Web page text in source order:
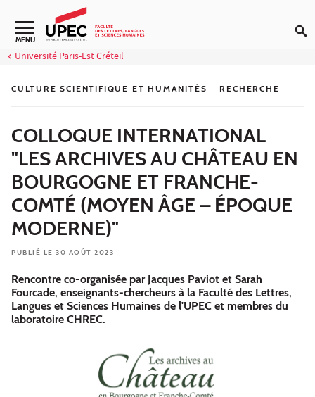
Aller au contenu
Navigation secondaire
MENU
Université Paris-Est Créteil
CULTURE SCIENTIFIQUE ET HUMANITÉS RECHERCHE
COLLOQUE INTERNATIONAL
"LES ARCHIVES AU CHÂTEAU EN
BOURGOGNE ET FRANCHE-
COMTÉ (MOYEN ÂGE – ÉPOQUE
MODERNE)"
PUBLIÉ LE 30 AOÛT 2023
Rencontre co-organisée par Jacques Paviot et Sarah
Fourcade, enseignants-chercheurs à la Faculté des Lettres,
Langues et Sciences Humaines de l'UPEC et membres du
laboratoire CHREC.